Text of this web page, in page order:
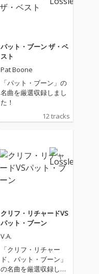
パット・ブーン ザ・ベ
スト
Pat Boone
「パット・ブーン」の
名曲を厳選収録しまし
た！
12 tracks
クリフ・リチャードVS
パット・ブーン
V.A.
「クリフ・リチャー
ド、パット・ブーン」
の名曲を厳選収録しま